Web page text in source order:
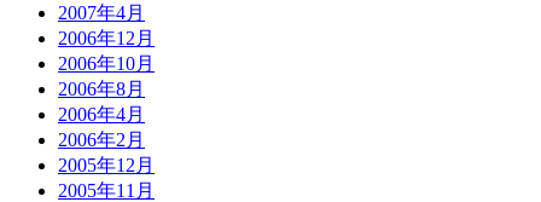
2007年4月
2006年12月
2006年10月
2006年8月
2006年4月
2006年2月
2005年12月
2005年11月